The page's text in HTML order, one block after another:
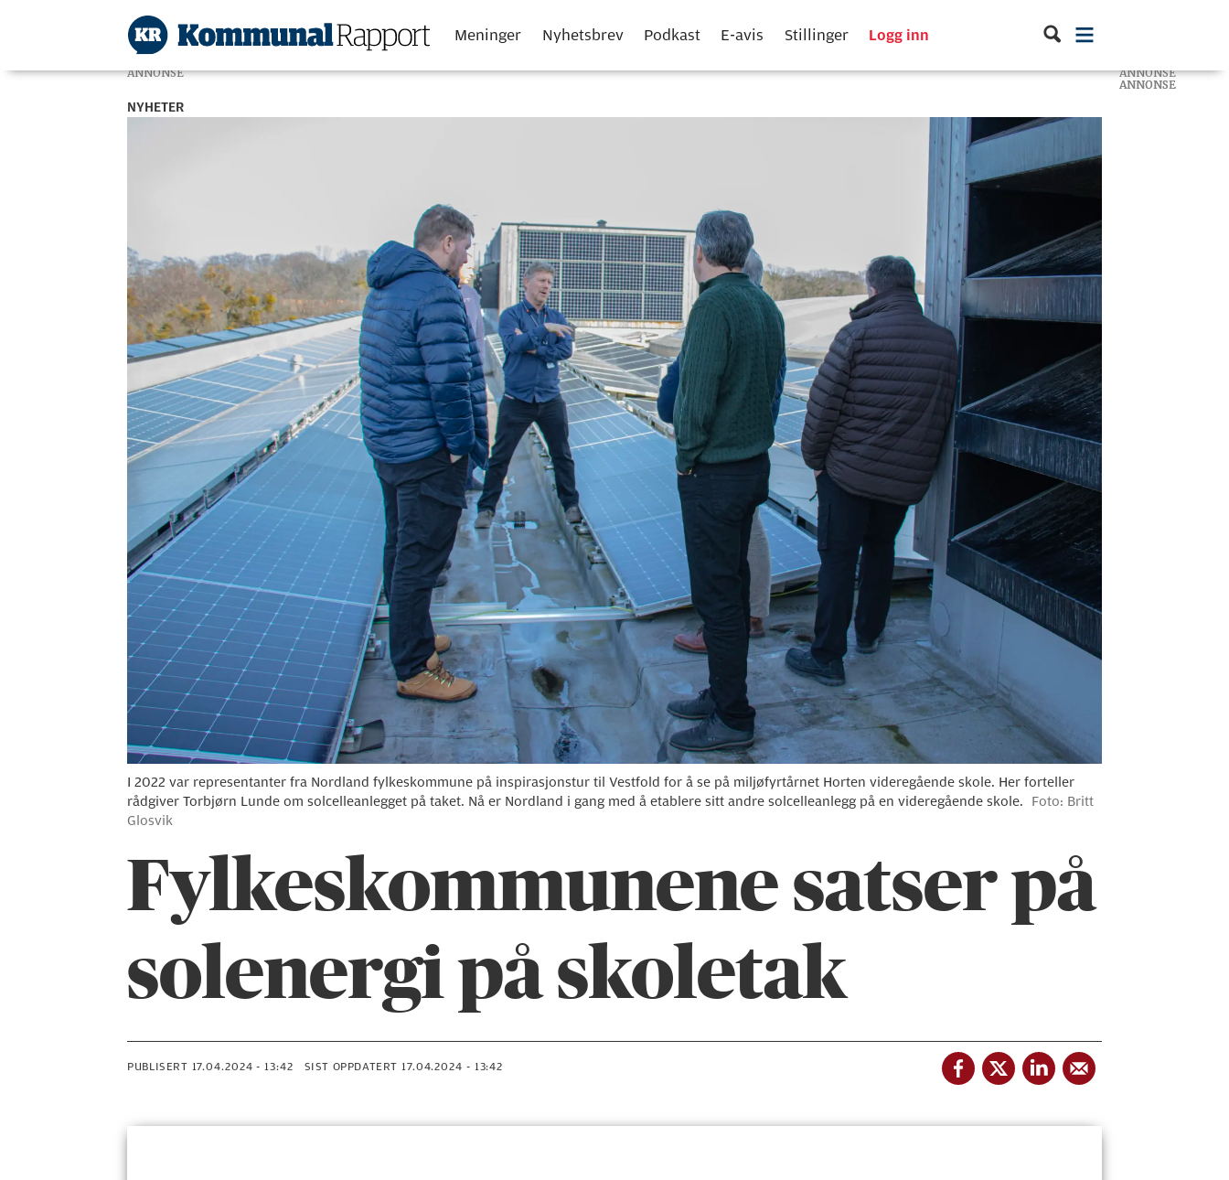
Meninger Nyhetsbrev Podkast E-avis Stillinger Logg inn
ANNONSE
NYHETER
I 2022 var representanter fra Nordland fylkeskommune på inspirasjonstur til Vestfold for å se på miljøfyrtårnet Horten videregående skole. Her forteller
rådgiver Torbjørn Lunde om solcelleanlegget på taket. Nå er Nordland i gang med å etablere sitt andre solcelleanlegg på en videregående skole.
Foto: Britt
Glosvik
Fylkeskommunene satser på
solenergi på skoletak
PUBLISERT 17.04.2024 - 13:42 SIST OPPDATERT 17.04.2024 - 13:42
ANNONSE
ANNONSE
ANNONSE